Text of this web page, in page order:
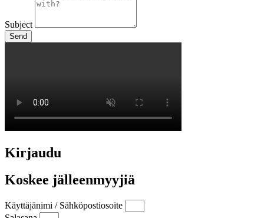
Subject
Send
Kirjaudu
Koskee jälleenmyyjiä
Käyttäjänimi / Sähköpostiosoite